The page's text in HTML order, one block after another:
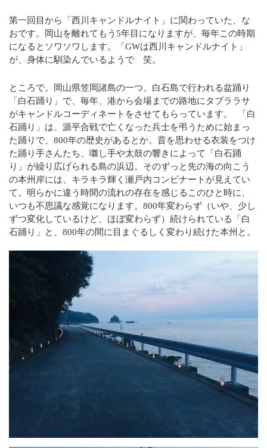
2025年2月
2025年1月
2024年11月
2024年10月
2024年9月
2024年8月
2024年7月
2024年6月
2024年5月
2024年3月
2024年2月
2023年11月
第一回目から「西川キャンドルナイト」に関わっていた、な
おです。岡山を離れてもう5年目になりますが、毎年この時期
になるとソワソワします。「GWは西川キャンドルナイト」
が、身体に馴染んでいるようで 笑。
ところで。岡山県笠岡諸島の一つ、白石島で行われる盆踊り
「白石踊り」で、毎年、港から会場までの路地にタブララサ
がキャンドルコーディネートをさせてもらっています。 「白
石踊り」は、源平合戦で亡くなった兵士を弔うために始まっ
た踊りで、800年の歴史があるとか。昔を思わせる衣装をつけ
た踊り手さんたち、囃し手や太鼓の響きによって「白石踊
り」が繰り広げられる島の浜辺。そのずっと先の海の向こう
の本州岸には、キラキラ輝く瀬戸内コンビナートが見えてい
て。明らかに違う時間の流れの存在を感じるこのひと時に、
いつも不思議な感覚になります。800年変わらず（いや、少し
ずつ変化しているけど、ほぼ変わらず）続けられている「白
石踊り」と、800年の間に目まぐるしく変わり続けた本州と。